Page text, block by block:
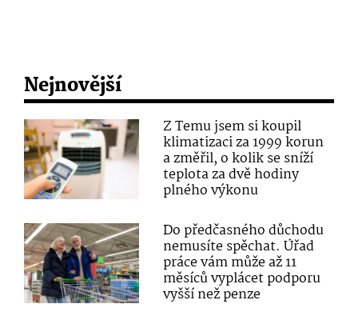
Nejnovější
Z Temu jsem si koupil
klimatizaci za 1999 korun
a změřil, o kolik se sníží
teplota za dvě hodiny
plného výkonu
Do předčasného důchodu
nemusíte spěchat. Úřad
práce vám může až 11
měsíců vyplácet podporu
vyšší než penze